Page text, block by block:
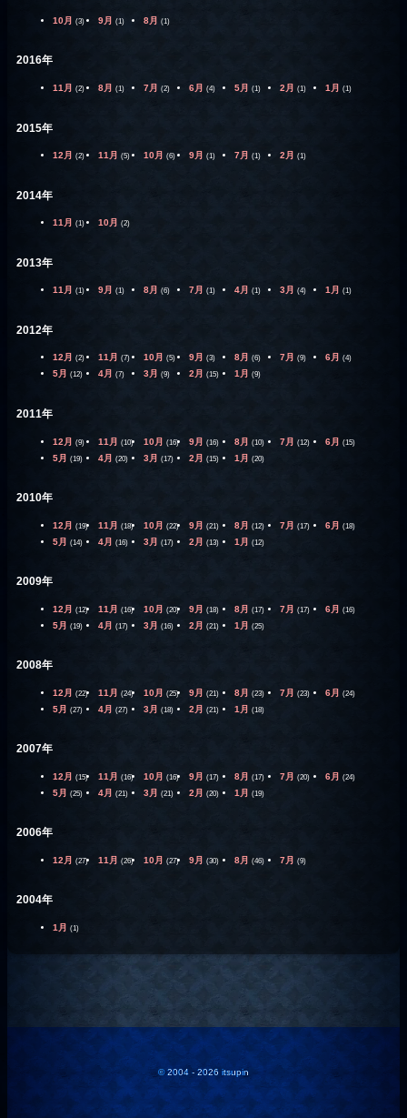
10月 (3) 9月 (1) 8月 (1)
2016年
11月 (2) 8月 (1) 7月 (2) 6月 (4) 5月 (1) 2月 (1) 1月 (1)
2015年
12月 (2) 11月 (5) 10月 (6) 9月 (1) 7月 (1) 2月 (1)
2014年
11月 (1) 10月 (2)
2013年
11月 (1) 9月 (1) 8月 (6) 7月 (1) 4月 (1) 3月 (4) 1月 (1)
2012年
12月 (2) 11月 (7) 10月 (5) 9月 (3) 8月 (6) 7月 (9) 6月 (4)
5月 (12) 4月 (7) 3月 (9) 2月 (15) 1月 (9)
2011年
12月 (9) 11月 (10) 10月 (16) 9月 (16) 8月 (10) 7月 (12) 6月 (15)
5月 (19) 4月 (20) 3月 (17) 2月 (15) 1月 (20)
2010年
12月 (19) 11月 (18) 10月 (22) 9月 (21) 8月 (12) 7月 (17) 6月 (18)
5月 (14) 4月 (16) 3月 (17) 2月 (13) 1月 (12)
2009年
12月 (12) 11月 (16) 10月 (20) 9月 (18) 8月 (17) 7月 (17) 6月 (16)
5月 (19) 4月 (17) 3月 (16) 2月 (21) 1月 (25)
2008年
12月 (22) 11月 (24) 10月 (25) 9月 (21) 8月 (23) 7月 (23) 6月 (24)
5月 (27) 4月 (27) 3月 (18) 2月 (21) 1月 (18)
2007年
12月 (15) 11月 (16) 10月 (16) 9月 (17) 8月 (17) 7月 (20) 6月 (24)
5月 (25) 4月 (21) 3月 (21) 2月 (20) 1月 (19)
2006年
12月 (27) 11月 (26) 10月 (27) 9月 (30) 8月 (46) 7月 (9)
2004年
1月 (1)
© 2004 - 2026 itsupin